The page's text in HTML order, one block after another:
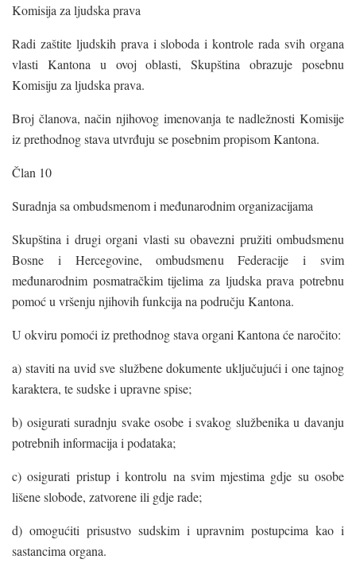
Komisija za ljudska prava
Radi zaštite ljudskih prava i sloboda i kontrole rada svih organa
vlasti Kantona u ovoj oblasti, Skupština obrazuje posebnu
Komisiju za ljudska prava.
Broj članova, način njihovog imenovanja te nadležnosti Komisije
iz prethodnog stava utvrđuju se posebnim propisom Kantona.
Član 10
Suradnja sa ombudsmenom i međunarodnim organizacijama
Skupština i drugi organi vlasti su obavezni pružiti ombudsmenu
Bosne i Hercegovine, ombudsmenu Federacije i svim
međunarodnim posmatračkim tijelima za ljudska prava potrebnu
pomoć u vršenju njihovih funkcija na području Kantona.
U okviru pomoći iz prethodnog stava organi Kantona će naročito:
a) staviti na uvid sve službene dokumente uključujući i one tajnog
karaktera, te sudske i upravne spise;
b) osigurati suradnju svake osobe i svakog službenika u davanju
potrebnih informacija i podataka;
c) osigurati pristup i kontrolu na svim mjestima gdje su osobe
lišene slobode, zatvorene ili gdje rade;
d) omogućiti prisustvo sudskim i upravnim postupcima kao i
sastancima organa.